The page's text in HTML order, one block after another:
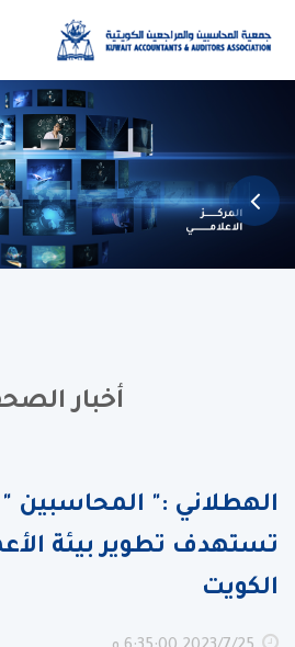
أخبار
الهطلاني :" المحاسبين "
تستهدف تطوير بيئة
الكويت